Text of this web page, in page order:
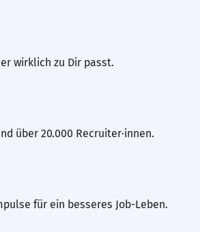
wirklich zu Dir passt.
über 20.000 Recruiter·innen.
für ein besseres Job-Leben.